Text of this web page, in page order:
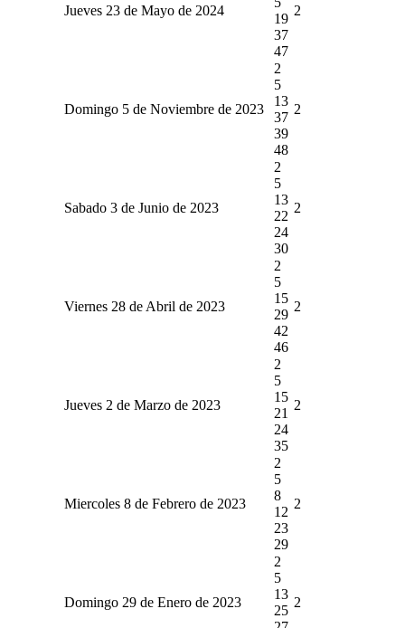
Jueves 23 de Mayo de 2024
19
37
47
2
Domingo 5 de Noviembre de 2023
2
5
13
37
39
48
2
Sabado 3 de Junio de 2023
2
5
13
22
24
30
2
Viernes 28 de Abril de 2023
2
5
15
29
42
46
2
Jueves 2 de Marzo de 2023
2
5
15
21
24
35
2
Miercoles 8 de Febrero de 2023
2
5
8
12
23
29
2
Domingo 29 de Enero de 2023
2
5
13
25
2